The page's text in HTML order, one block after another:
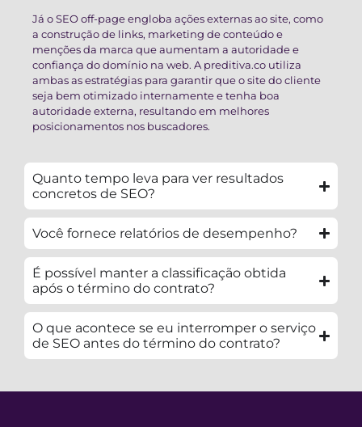
Já o SEO off-page engloba ações externas ao site, como
a construção de links, marketing de conteúdo e
menções da marca que aumentam a autoridade e
confiança do domínio na web. A preditiva.co utiliza
ambas as estratégias para garantir que o site do cliente
seja bem otimizado internamente e tenha boa
autoridade externa, resultando em melhores
posicionamentos nos buscadores.
Quanto tempo leva para ver resultados
concretos de SEO?
Você fornece relatórios de desempenho?
É possível manter a classificação obtida
após o término do contrato?
O que acontece se eu interromper o serviço
de SEO antes do término do contrato?